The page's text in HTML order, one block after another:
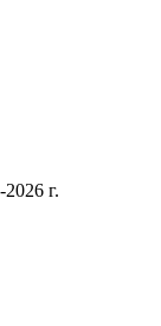
г.